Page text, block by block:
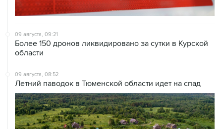
09 августа, 09:21
Более 150 дронов ликвидировано за сутки в Курской
области
09 августа, 08:52
Летний паводок в Тюменской области идет на спад